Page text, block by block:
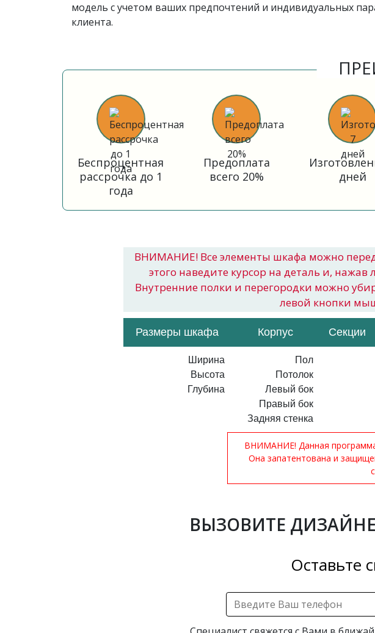
модель с учетом ваших предпочтений и индивидуальных
клиента.
Беспроцентная
рассрочка до 1
года
Предоплата
всего 20%
дней
ВНИМАНИЕ! Все элементы шкафа можно
этого наведите курсор на деталь и,
Внутренние полки и перегородки можно
левой кнопки
Размеры шкафа Корпус Секции
Ширина
Высота
Глубина
Пол
Потолок
Левый бок
Правый бок
Задняя стенка
ВНИМАНИЕ! Данная программа
Она запатентована и
ВЫЗОВИТЕ
Оставьте